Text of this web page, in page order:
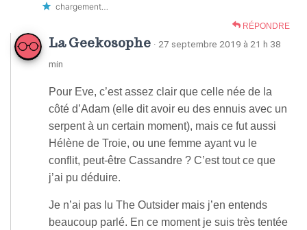
chargement…
RÉPONDRE
La Geekosophe · 27 septembre 2019 à 21 h 38
min
Pour Eve, c’est assez clair que celle née de la
côté d’Adam (elle dit avoir eu des ennuis avec un
serpent à un certain moment), mais ce fut aussi
Hélène de Troie, ou une femme ayant vu le
conflit, peut-être Cassandre ? C’est tout ce que
j’ai pu déduire.
Je n’ai pas lu The Outsider mais j’en entends
beaucoup parlé. En ce moment je suis très tentée